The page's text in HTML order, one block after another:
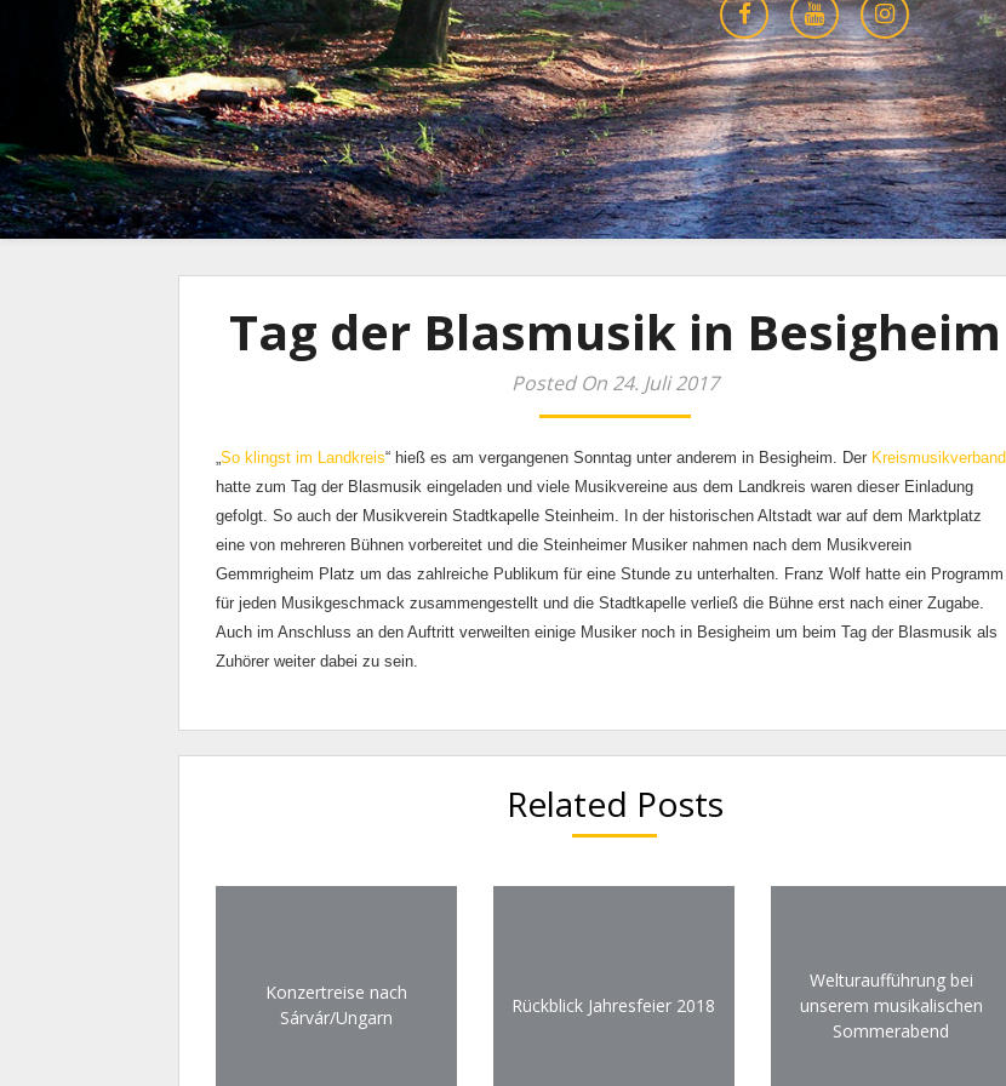
Tag der Blasmusik in Besigheim
Posted On 24. Juli 2017
„So klingst im Landkreis“ hieß es am vergangenen Sonntag unter anderem in Besigheim. Der Kreismusikverband
hatte zum Tag der Blasmusik eingeladen und viele Musikvereine aus dem Landkreis waren dieser Einladung
gefolgt. So auch der Musikverein Stadtkapelle Steinheim. In der historischen Altstadt war auf dem Marktplatz
eine von mehreren Bühnen vorbereitet und die Steinheimer Musiker nahmen nach dem Musikverein
Gemmrigheim Platz um das zahlreiche Publikum für eine Stunde zu unterhalten. Franz Wolf hatte ein Programm
für jeden Musikgeschmack zusammengestellt und die Stadtkapelle verließ die Bühne erst nach einer Zugabe.
Auch im Anschluss an den Auftritt verweilten einige Musiker noch in Besigheim um beim Tag der Blasmusik als
Zuhörer weiter dabei zu sein.
Related Posts
Konzertreise nach
Sárvár/Ungarn
Rückblick Jahresfeier 2018
Welturaufführung bei
unserem musikalischen
Sommerabend